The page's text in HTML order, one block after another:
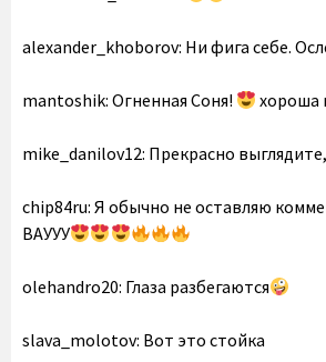
alexander_khoborov: Ни фига себе.
mantoshik: Огненная Соня! хороша
mike_danilov12: Прекрасно
chip84ru: Я обычно не оставляю
ВАУУУ
olehandro20: Глаза разбегаются
slava_molotov: Вот это стойка